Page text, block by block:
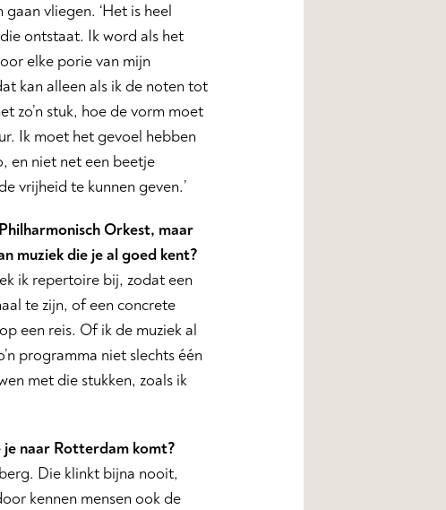
vliegen. ‘Het is heel
ontstaat. Ik word als het
elke porie van mijn
kan alleen als ik de noten tot
zo’n stuk, hoe de vorm moet
Ik moet het gevoel hebben
en niet net een beetje
vrijheid te kunnen geven.’
Orkest, maar
muziek die je al goed kent?
ik repertoire bij, zodat een
te zijn, of een concrete
een reis. Of ik de muziek al
programma niet slechts één
met die stukken, zoals ik
naar Rotterdam komt?
Die klinkt bijna nooit,
kennen mensen ook de